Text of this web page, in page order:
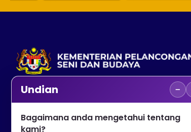
No. 2, Menara 1, Jalan P5/6, Presint 5,
+603 8000 8000
Undian −
Bagaimana anda mengetahui tentang
kami?